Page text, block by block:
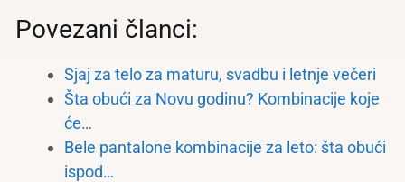
Povezani članci:
Sjaj za telo za maturu, svadbu i letnje večeri
Šta obući za Novu godinu? Kombinacije koje
će…
Bele pantalone kombinacije za leto: šta obući
ispod…